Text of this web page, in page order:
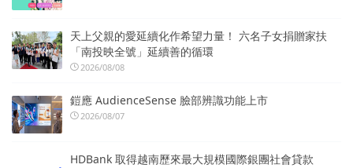
天上父親的愛延續化作希望力量！ 六名子女捐贈家扶
「南投映全號」延續善的循環
2026/08/08
鎧應 AudienceSense 臉部辨識功能上市
2026/08/07
HDBank 取得越南歷來最大規模國際銀團社會貸款